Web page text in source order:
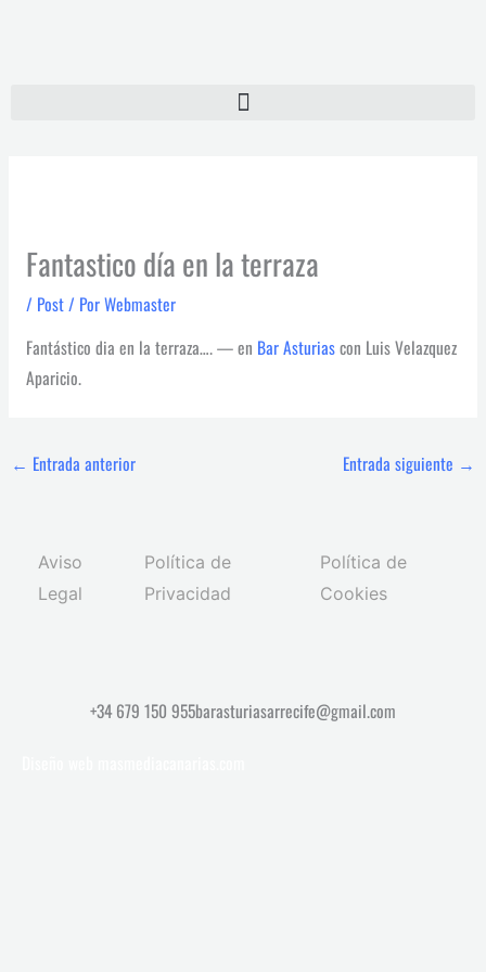
Fantastico día en la terraza
/ Post/ PorWebmaster
Fantástico dia en la terraza…. — en Bar Asturiascon Luis Velazquez
Aparicio.
← Entrada anterior Entrada siguiente →
Aviso
Legal
Política de
Privacidad
Política de
Cookies
+34 679 150 955barasturiasarrecife@gmail.com